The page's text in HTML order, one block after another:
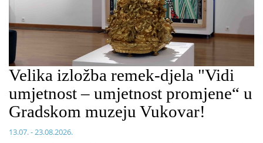
Velika izložba remek-djela "Vidi
umjetnost – umjetnost promjene“ u
Gradskom muzeju Vukovar!
13.07. - 23.08.2026.